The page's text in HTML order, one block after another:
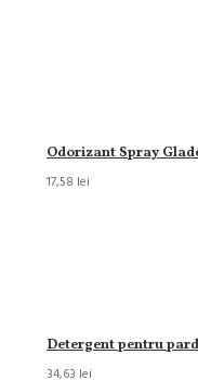
Odorizant Spray
17,58 lei
Detergent pentru
34,63 lei